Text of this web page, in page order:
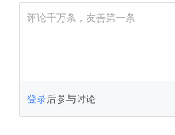
评论千万条，友善第一条
登录后参与讨论